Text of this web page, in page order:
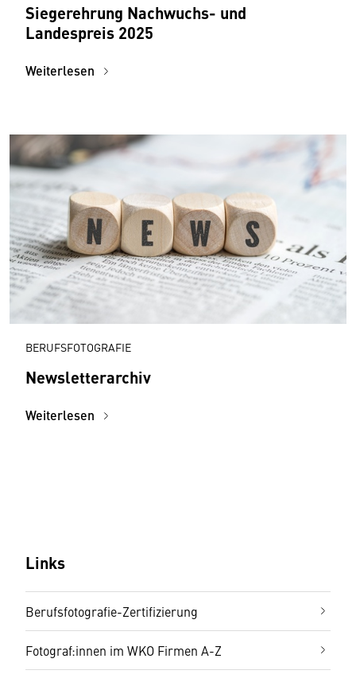
Siegerehrung Nachwuchs- und
Landespreis 2025
Weiterlesen
BERUFSFOTOGRAFIE
Newsletterarchiv
Weiterlesen
Links
Berufsfotografie-Zertifizierung
Fotograf:innen im WKO Firmen A-Z